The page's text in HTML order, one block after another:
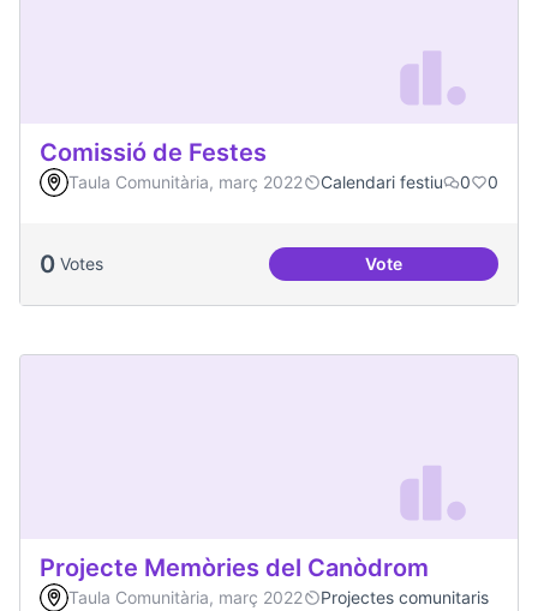
Comissió de Festes
Taula Comunitària, març 2022 Calendari festiu 0 0
0 Votes VoteComissió de
Projecte Memòries del Canòdrom
Taula Comunitària, març 2022
Projectes comunitaris